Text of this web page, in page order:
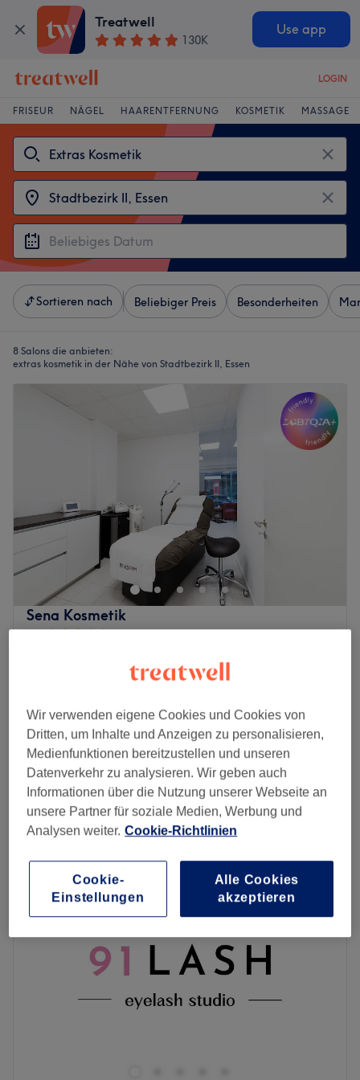
Treatwell
130K
Use app
LOGIN
FRISEUR NÄGEL HAARENTFERNUNG KOSMETIK MASSAGE
Sortieren nach Beliebiger Preis Besonderheiten
8 Salons die anbieten:
extras kosmetik in der Nähe von Stadtbezirk II, Essen
Sena Kosmetik
4,9
396 Bewertungen
Augenmaske (zubuchbar)
Ampulle (zubuchbar)
10 Min.
10 €
Augenpads (zubuchbar)
10 Min.
Schnellansicht Saloninfos
Dienstag
10:30–18:00
Mittwoch
10:30–18:00
Donnerstag
Um einen müden und matten Teint zum Strahlen zu
Wir verwenden eigene Cookies und Cookies von
Dritten, um Inhalte und Anzeigen zu personalisieren,
Medienfunktionen bereitzustellen und unseren
Datenverkehr zu analysieren. Wir geben auch
Informationen über die Nutzung unserer Webseite an
unsere Partner für soziale Medien, Werbung und
Analysen weiter. Cookie-Richtlinien
Cookie-
Einstellungen
Alle Cookies
akzeptieren